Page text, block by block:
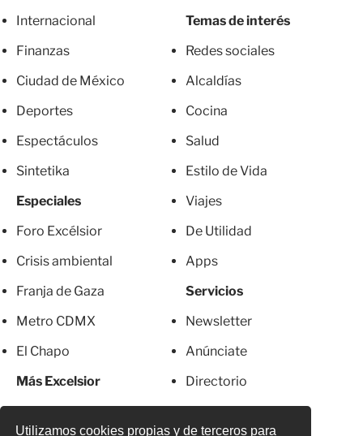
Utilizamos cookies propias y de terceros para
Internacional
Finanzas
Ciudad de México
Deportes
Espectáculos
Sintetika
Especiales
Foro Excélsior
Crisis ambiental
Franja de Gaza
Metro CDMX
El Chapo
Más Excelsior
Temas de interés
Redes sociales
Alcaldías
Cocina
Salud
Estilo de Vida
Viajes
De Utilidad
Apps
Servicios
Newsletter
Anúnciate
Directorio